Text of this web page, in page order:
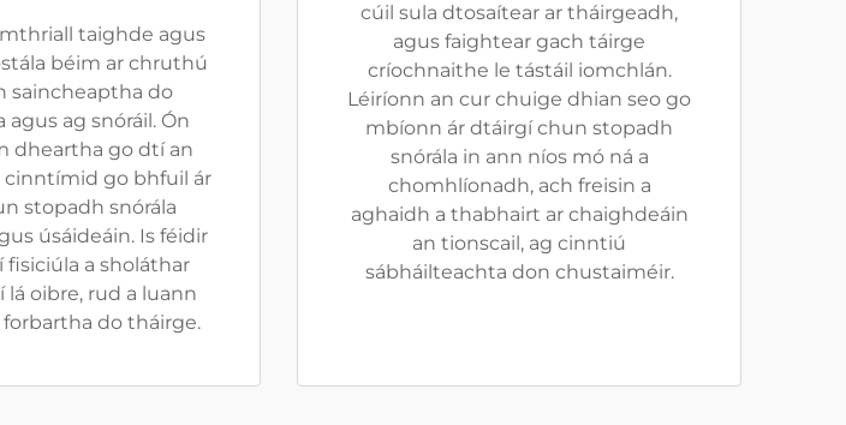
taighde agus
béim ar chruthú
saincheaptha do
ag snóráil. Ón
dheartha go dtí an
cinntímid go bhfuil ár
stopadh snórála
úsáideáin. Is féidir
fisiciúla a sholáthar
lá oibre, rud a luann
do tháirge.
cúil sula dtosaítear ar tháirgeadh,
agus faightear gach táirge
críochnaithe le tástáil iomchlán.
Léiríonn an cur chuige dhian seo go
mbíonn ár dtáirgí chun stopadh
snórála in ann níos mó ná a
chomhlíonadh, ach freisin a
aghaidh a thabhairt ar chaighdeáin
an tionscail, ag cinntiú
sábháilteachta don chustaiméir.